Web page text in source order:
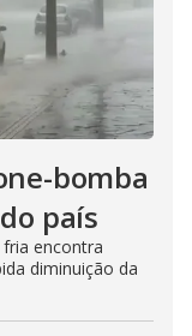
bomba
país
encontra
diminuição da